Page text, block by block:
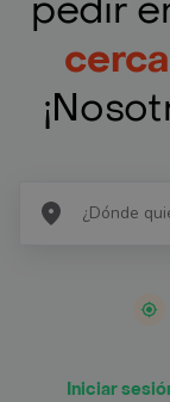
pedir
Iniciar